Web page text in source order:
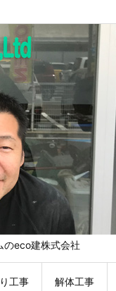
のeco建株式会社
工事 解体工事